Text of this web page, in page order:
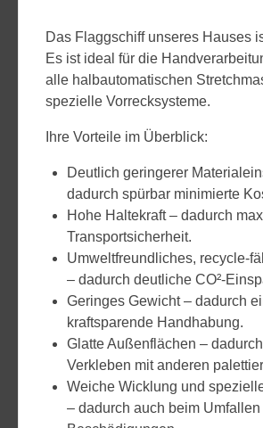
Das Flaggschiff unseres Hauses
Es ist ideal für die
alle halbautomatischen
spezielle Vorrecksysteme.
Ihre Vorteile im Überblick:
Deutlich geringerer
dadurch spürbar minimierte
Hohe Haltekraft – dadurch
Transportsicherheit.
Umweltfreundliches, recycle-
– dadurch deutliche CO²-
Geringes Gewicht – dadurch
kraftsparende Handhabung.
Glatte Außenflächen –
Verkleben mit anderen
Weiche Wicklung und
– dadurch auch beim